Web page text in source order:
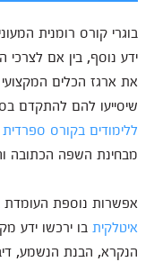
בוגרי קורס רומנית
ידע נוסף, בין אם לצרכי
את ארגז הכלים המקצועי
שיסייעו להם להתקדם
ללימודים בקורס ספרדית
מבחינת השפה הכתובה
אפשרות נוספת העומדת
איטלקיתבו ירכשו ידע
הנקרא, הבנת הנשמע,